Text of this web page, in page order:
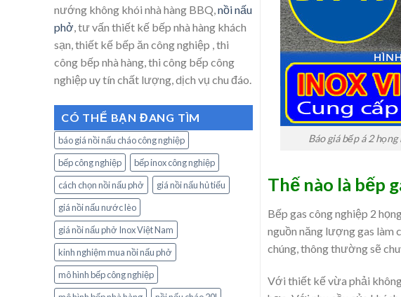
nướng không khói nhà hàng BBQ,nồi nấu
phở, tư vấn thiết kế bếp nhà hàng khách
sạn, thiết kế bếp ăn công nghiệp , thi
công bếp nhà hàng, thi công bếp công
nghiệp uy tín chất lượng, dịch vụ chu đáo.
CÓ THỂ BẠN ĐANG TÌM
báo giá nồi nấu cháo công nghiệp
bếp công nghiệp
bếp inox công nghiệp
cách chọn nồi nấu phở
giá nồi nấu hủ tiếu
giá nồi nấu nước lèo
giá nồi nấu phở Inox Việt Nam
kinh nghiệm mua nồi nấu phở
mô hình bếp công nghiệp
Báo giá bếp á 2
Thế nào là bếp
Bếp gas công nghiệp 2
nguồn năng lượng gas làm
chúng, thông thường sẽ
Với thiết kế vừa phải không